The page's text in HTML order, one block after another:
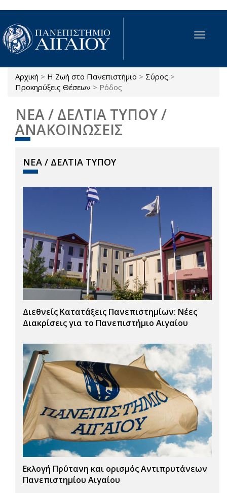
Παράκαμψη προς το κυρίως περιεχόμενο
Toggle
Είστε εδώ
Αρχική > Η Ζωή στο Πανεπιστήμιο > Σύρος >
Προκηρύξεις Θέσεων > Ρόδος
ΝΕΑ / ΔΕΛΤΙΑ ΤΥΠΟΥ /
ΑΝΑΚΟΙΝΩΣΕΙΣ
ΝΕΑ / ΔΕΛΤΙΑ ΤΥΠΟΥ
Διεθνείς Κατατάξεις Πανεπιστημίων: Νέες
Διακρίσεις για το Πανεπιστήμιο Αιγαίου
Εκλογή Πρύτανη και ορισμός Αντιπρυτάνεων
Πανεπιστημίου Αιγαίου